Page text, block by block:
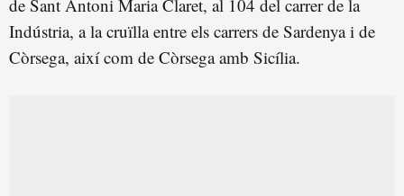
de Sant Antoni Maria Claret, al 104 del carrer de la
Indústria, a la cruïlla entre els carrers de Sardenya i de
Còrsega, així com de Còrsega amb Sicília.